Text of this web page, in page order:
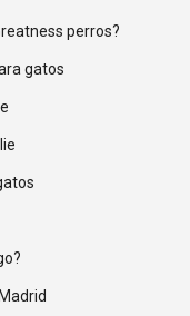
perros?
gatos